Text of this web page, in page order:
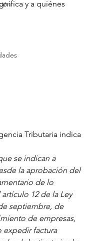
y a quiénes
Tributaria indica
se indican a
la aprobación del
de lo
12 de la Ley
septiembre, de
de empresas,
expedir factura